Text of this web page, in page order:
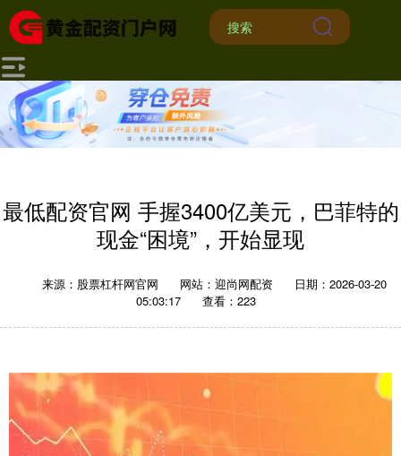
最低配资官网 手握3400亿美元，巴菲特的
现金“困境”，开始显现
来源：股票杠杆网官网 网站：迎尚网配资
日期：2026-03-20
05:03:17
查看：223